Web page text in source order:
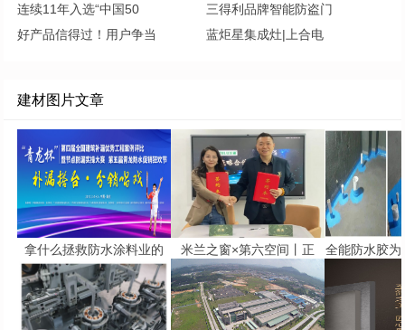
连续11年入选“中国50
三得利品牌智能防盗门
好产品信得过！用户争当
蓝炬星集成灶|上合电
建材图片文章
拿什么拯救防水涂料业的 米兰之窗×第六空间丨正 全能防水胶